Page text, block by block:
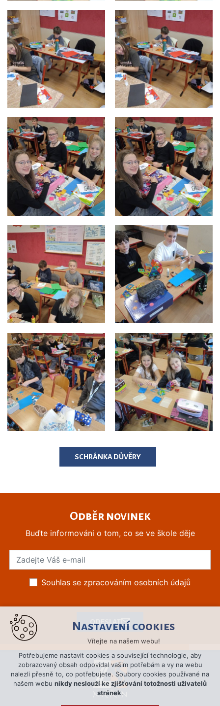
SCHRÁNKA DŮVĚRY
Odběr novinek
Buďte informováni o tom, co se ve škole děje
Souhlas se zpracováním osobních údajů
Nastavení cookies
Vítejte na našem webu!
Potřebujeme nastavit cookies a související technologie, aby
zobrazovaný obsah odpovídal vašim potřebám a vy na webu
nalezli přesně to, co potřebujete. Soubory cookies používané na
našem webu nikdy neslouží ke zjišťování totožnosti uživatelů
stránek.